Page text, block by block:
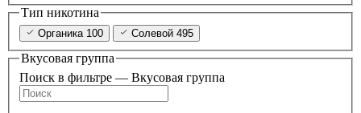
Тип никотина
Органика 100 Солевой 495
Вкусовая группа
Поиск в фильтре — Вкусовая группа